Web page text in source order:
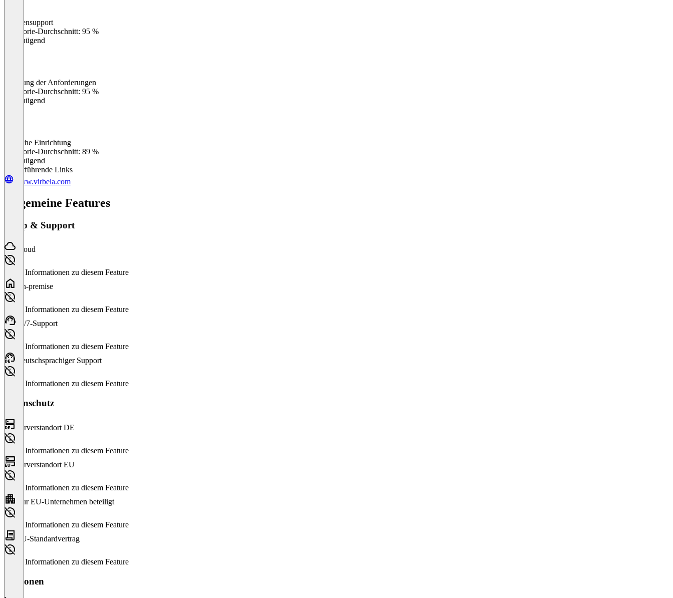
Kundensupport
Kategorie-Durchschnitt: 95 %
Ungenügend
Erfüllung der Anforderungen
Kategorie-Durchschnitt: 95 %
Ungenügend
Einfache Einrichtung
Kategorie-Durchschnitt: 89 %
Ungenügend
Weiterführende Links
www.virbela.com
Allgemeine Features
Setup & Support
Cloud
Keine Informationen zu diesem Feature
On-premise
Keine Informationen zu diesem Feature
24/7-Support
Keine Informationen zu diesem Feature
Deutschsprachiger Support
Keine Informationen zu diesem Feature
Datenschutz
Serverstandort DE
Keine Informationen zu diesem Feature
Serverstandort EU
Keine Informationen zu diesem Feature
Nur EU-Unternehmen beteiligt
Keine Informationen zu diesem Feature
EU-Standardvertrag
Keine Informationen zu diesem Feature
Versionen